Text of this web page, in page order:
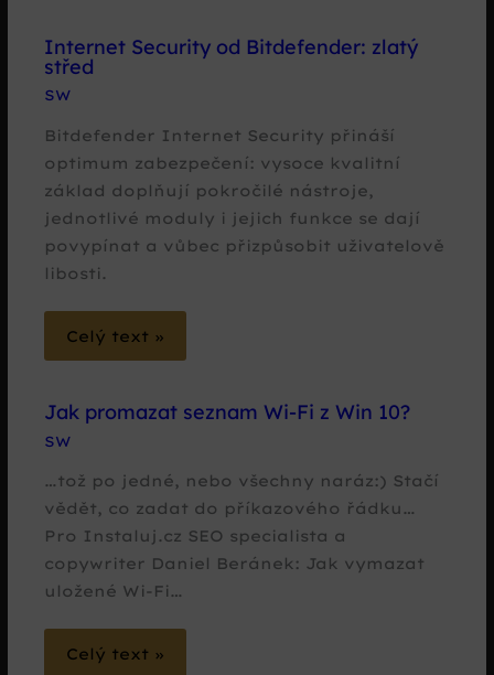
Internet Security od Bitdefender: zlatý
střed
SW
Bitdefender Internet Security přináší
optimum zabezpečení: vysoce kvalitní
základ doplňují pokročilé nástroje,
jednotlivé moduly i jejich funkce se dají
povypínat a vůbec přizpůsobit uživatelově
libosti.
Celý text »
Jak promazat seznam Wi-Fi z Win 10?
SW
…tož po jedné, nebo všechny naráz:) Stačí
vědět, co zadat do příkazového řádku…
Pro Instaluj.cz SEO specialista a
copywriter Daniel Beránek: Jak vymazat
uložené Wi-Fi…
Celý text »